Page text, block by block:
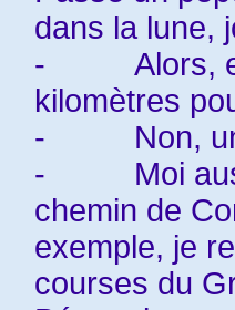
dans la lune,
-
Alors,
kilomètres
-
Non,
-
Moi
chemin de
exemple, je
courses du